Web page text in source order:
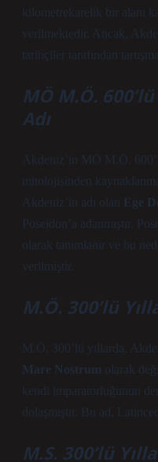
kilometrekarelik bir alanı
verilmektedir. Ancak,
tarihçiler tarafından
MÖ M.Ö.
Adı
Akdeniz’in MÖ M.Ö.
mitolojisinden
Akdeniz’in adı olan Ege
Poseidon’a adanmıştır.
olarak tanımlanır ve bu
verilmiştir.
M.Ö. 300’lü
M.Ö. 300’lü yıllarda,
Mare Nostrum olarak
kendi imparatorluğunun
dolaşmıştır. Bu ad,
M.S. 300’lü